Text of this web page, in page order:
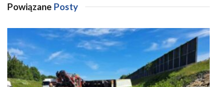
Powiązane Posty